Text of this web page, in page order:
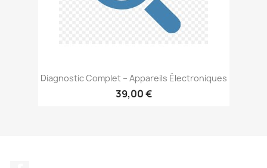
Diagnostic Complet – Appareils Électroniques
39,00 €